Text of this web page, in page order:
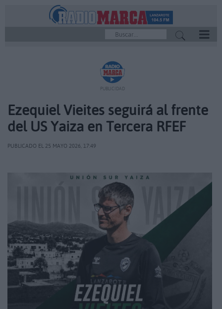
PUBLICIDAD
Ezequiel Vieites seguirá al frente
del US Yaiza en Tercera RFEF
PUBLICADO EL 25 MAYO 2026, 17:49